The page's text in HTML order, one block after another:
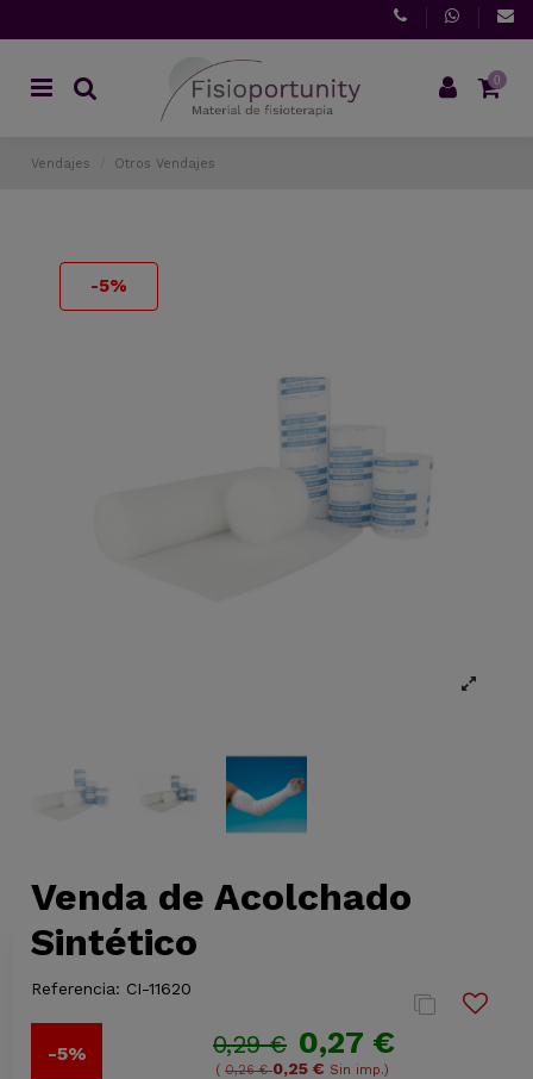
0
Vendajes Otros Vendajes
-5%
Venda de Acolchado
Sintético
Referencia: CI-11620
-5% 0,29 € 0,27 €
( 0,26 €0,25 € Sin imp.)